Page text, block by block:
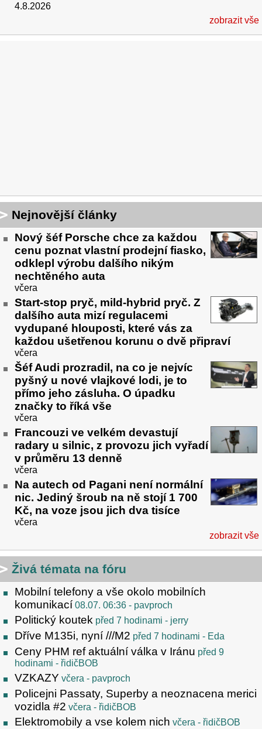
4.8.2026
zobrazit vše
Nejnovější články
Nový šéf Porsche chce za každou
cenu poznat vlastní prodejní fiasko,
odklepl výrobu dalšího nikým
nechtěného auta
včera
Start-stop pryč, mild-hybrid pryč. Z
dalšího auta mizí regulacemi
vydupané hlouposti, které vás za
každou ušetřenou korunu o dvě připraví
včera
Šéf Audi prozradil, na co je nejvíc
pyšný u nové vlajkové lodi, je to
přímo jeho zásluha. O úpadku
značky to říká vše
včera
Francouzi ve velkém devastují
radary u silnic, z provozu jich vyřadí
v průměru 13 denně
včera
Na autech od Pagani není normální
nic. Jediný šroub na ně stojí 1 700
Kč, na voze jsou jich dva tisíce
včera
zobrazit vše
Živá témata na fóru
Mobilní telefony a vše okolo mobilních
komunikací 08.07. 06:36 - pavproch
Politický koutek před 7 hodinami - jerry
Dříve M135i, nyní ///M2 před 7 hodinami - Eda
Ceny PHM ref aktuální válka v Iránu před 9
hodinami - řidičBOB
VZKAZY včera - pavproch
Policejni Passaty, Superby a neoznacena merici
vozidla #2 včera - řidičBOB
Elektromobily a vse kolem nich včera - řidičBOB